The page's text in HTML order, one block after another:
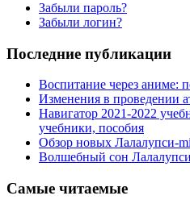
Забыли пароль?
Забыли логин?
Последние публикации
Воспитание через аниме:
Изменения в проведении
Навигатор 2021-2022
учебники, пособия
Обзор новых Лалалупси-
Волшебный сон
Самые читаемые